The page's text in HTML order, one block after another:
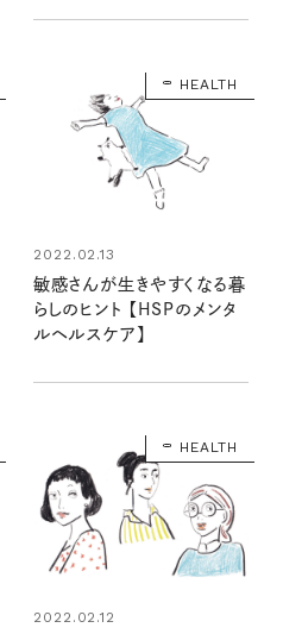
HEALTH
2022.02.13
敏感さんが生きやすくなる暮
らしのヒント 【HSPのメンタ
ルヘルスケア】
HEALTH
2022.02.12